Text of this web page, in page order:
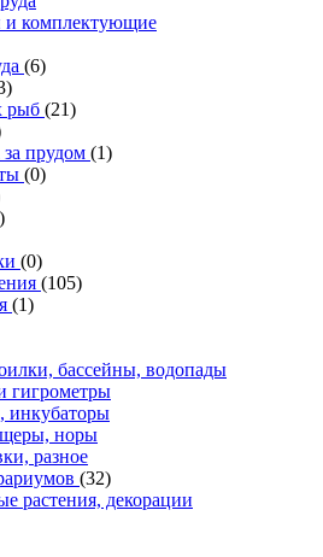
и комплектующие
(6)
рыб (21)
за прудом (1)
(0)
(0)
(105)
(1)
бассейны, водопады
гигрометры
инкубаторы
норы
разное
(32)
растения, декорации